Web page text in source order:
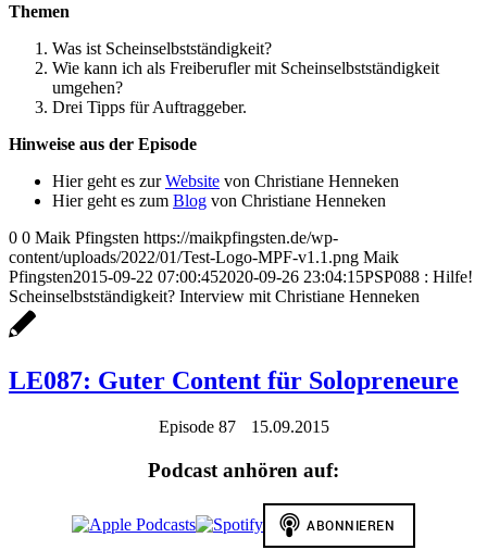
Themen
Was ist Scheinselbstständigkeit?
Wie kann ich als Freiberufler mit Scheinselbstständigkeit
umgehen?
Drei Tipps für Auftraggeber.
Hinweise aus der Episode
Hier geht es zurWebsite von Christiane Henneken
Hier geht es zum Blog von Christiane Henneken
0 0 Maik Pfingsten https://maikpfingsten.de/wp-
content/uploads/2022/01/Test-Logo-MPF-v1.1.png Maik
Pfingsten2015-09-22 07:00:452020-09-26 23:04:15PSP088 : Hilfe!
Scheinselbstständigkeit? Interview mit Christiane Henneken
LE087: Guter Content für Solopreneure
Episode 87 15.09.2015
Podcast anhören auf: